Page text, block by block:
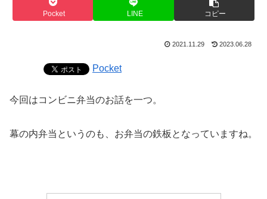
Pocket LINE コピー
2021.11.29 2023.06.28
Pocket
今回はコンビニ弁当のお話を一つ。
幕の内弁当というのも、お弁当の鉄板となっていますね。